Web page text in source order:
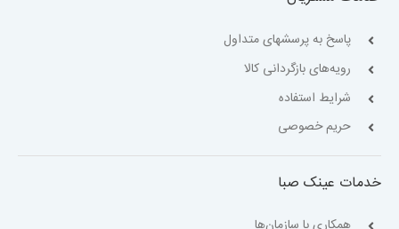
پاسخ به پرسشهای متداول
رویه‌های بازگردانی کالا
شرایط استفاده
حریم خصوصی
خدمات عینک صبا